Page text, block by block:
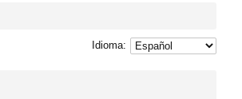
nti ist
Idioma: